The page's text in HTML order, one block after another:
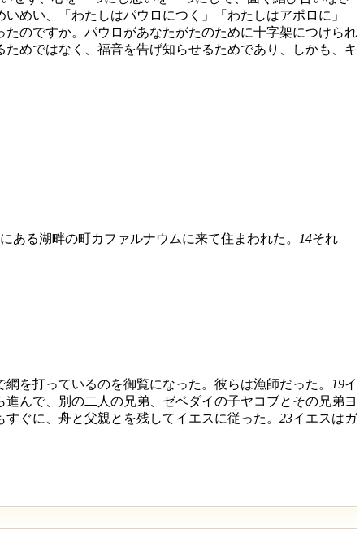
いめい、「わたしはパウロにつく」「わたしはアポロに」
のですか。パウロがあなたがたのために十字架につけられ
めではなく、福音を告げ知らせるためであり、しかも、キ
ある湖畔の町カファルナウムに来て住まわれた。 14それ
を打っているのを御覧になった。彼らは漁師だった。 19イ
進んで、別の二人の兄弟、ゼベダイの子ヤコブとその兄弟ヨ
すぐに、舟と父親とを残してイエスに従った。 23イエスはガ